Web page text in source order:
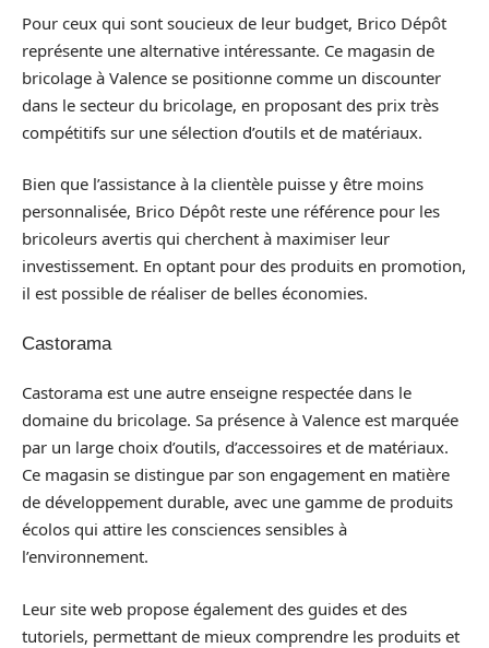
Pour ceux qui sont soucieux de leur budget, Brico Dépôt
représente une alternative intéressante. Ce magasin de
bricolage à Valence se positionne comme un discounter
dans le secteur du bricolage, en proposant des prix très
compétitifs sur une sélection d’outils et de matériaux.
Bien que l’assistance à la clientèle puisse y être moins
personnalisée, Brico Dépôt reste une référence pour les
bricoleurs avertis qui cherchent à maximiser leur
investissement. En optant pour des produits en promotion,
il est possible de réaliser de belles économies.
Castorama
Castorama est une autre enseigne respectée dans le
domaine du bricolage. Sa présence à Valence est marquée
par un large choix d’outils, d’accessoires et de matériaux.
Ce magasin se distingue par son engagement en matière
de développement durable, avec une gamme de produits
écolos qui attire les consciences sensibles à
l’environnement.
Leur site web propose également des guides et des
tutoriels, permettant de mieux comprendre les produits et